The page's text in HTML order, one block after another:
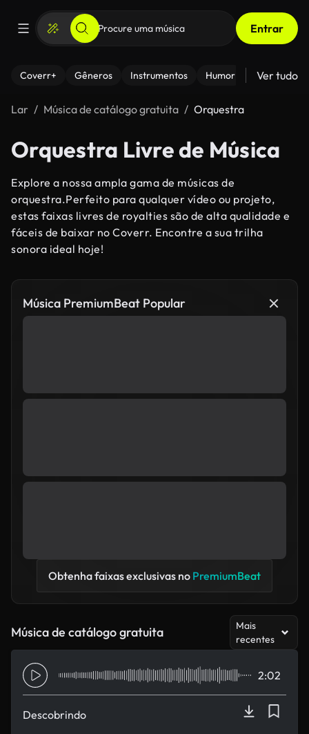
Entrar
Coverr+ Gêneros Instrumentos Humor Ver tudo
Lar Música de catálogo gratuita Orquestra
Orquestra Livre de Música
Explore a nossa ampla gama de músicas de
orquestra.Perfeito para qualquer vídeo ou projeto,
estas faixas livres de royalties são de alta qualidade e
fáceis de baixar no Coverr. Encontre a sua trilha
sonora ideal hoje!
Música PremiumBeat Popular
Obtenha faixas exclusivas no PremiumBeat
Música de catálogo gratuita
Mais
recentes
Descobrindo
2:02